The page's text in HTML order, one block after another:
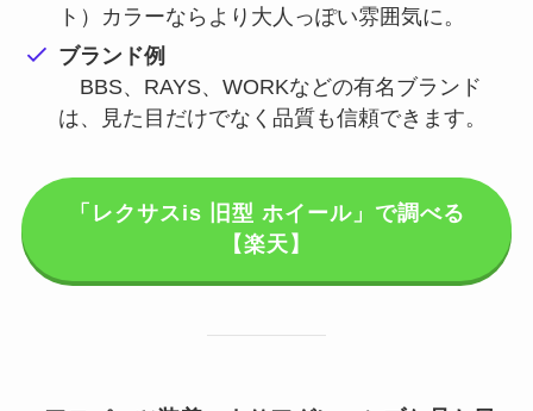
ト）カラーならより大人っぽい雰囲気に。
ブランド例
BBS、RAYS、WORKなどの有名ブランド
は、見た目だけでなく品質も信頼できます。
「レクサスis 旧型 ホイール」で調べる
【楽天】